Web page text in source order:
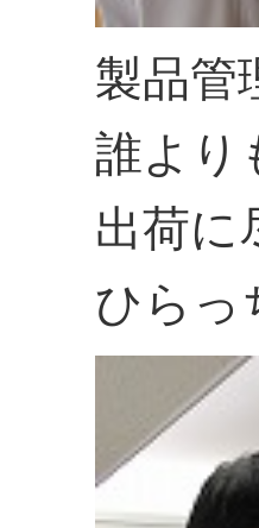
製品管
誰より
出荷に
ひらっ